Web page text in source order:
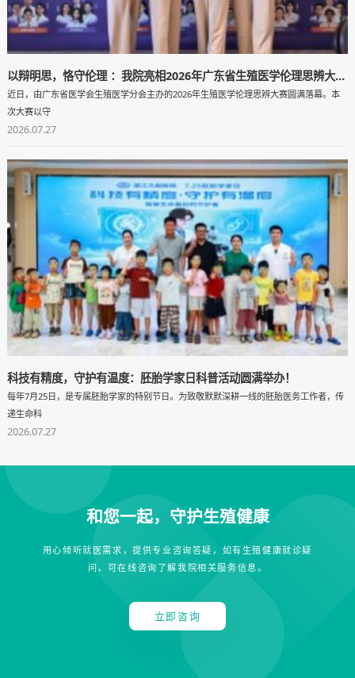
以辩明思，恪守伦理 ：我院亮相2026年广东省生殖医学伦理思辨大赛！
近日，由广东省医学会生殖医学分会主办的2026年生殖医学伦理思辨大赛圆满落幕。本
次大赛以守
2026.07.27
科技有精度，守护有温度：胚胎学家日科普活动圆满举办！
每年7月25日，是专属胚胎学家的特别节日。为致敬默默深耕一线的胚胎医务工作者，传
递生命科
2026.07.27
和您一起，守护生殖健康
用心倾听就医需求，提供专业咨询答疑，如有生殖健康就诊疑
问，可在线咨询了解我院相关服务信息。
立即咨询